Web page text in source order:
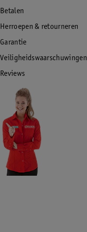
Betalen
Herroepen & retourneren
Garantie
Veiligheidswaarschuwingen
Reviews